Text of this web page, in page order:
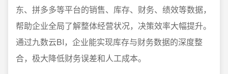
东、拼多多等平台的销售、库存、财务、绩效等数据，
帮助企业全局了解整体经营状况，决策效率大幅提升。
通过九数云BI，企业能实现库存与财务数据的深度整
合，极大降低财务误差和人工成本。